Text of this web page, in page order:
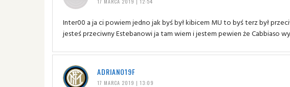
Inter00 a ja ci powiem jedno jak byś był kibicem MU to byś terz był
jesteś przeciwny Estebanowi ja tam wiem i jestem pewien że Cabbiaso
ADRIANO19F
17 MARCA 2019 | 13:09